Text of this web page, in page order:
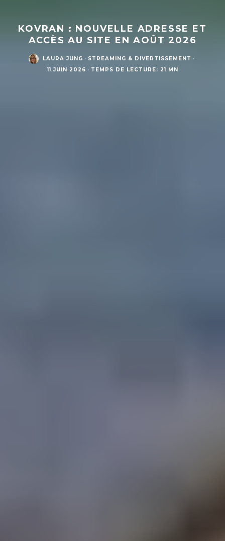
KOVRAN : NOUVELLE ADRESSE ET
ACCÈS AU SITE EN AOÛT 2026
LAURA JUNG · STREAMING & DIVERTISSEMENT ·
11 JUIN 2026 · TEMPS DE LECTURE: 21 MN